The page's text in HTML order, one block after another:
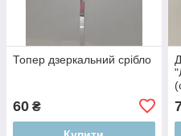
Топер дзеркальний срібло
60 ₴